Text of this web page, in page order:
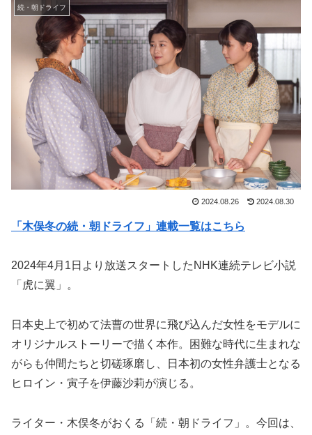
続・朝ドライフ
2024.08.26 2024.08.30
「木俣冬の続・朝ドライフ」連載一覧はこちら
2024年4月1日より放送スタートしたNHK連続テレビ小説
「虎に翼」。
日本史上で初めて法曹の世界に飛び込んだ女性をモデルに
オリジナルストーリーで描く本作。困難な時代に生まれな
がらも仲間たちと切磋琢磨し、日本初の女性弁護士となる
ヒロイン・寅子を伊藤沙莉が演じる。
ライター・木俣冬がおくる「続・朝ドライフ」。今回は、